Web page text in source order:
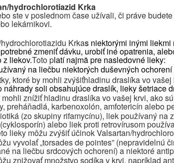
hydrochlorotiazid Krka
ste v poslednom čase užívali, či práve
lekárnikovi.
Krkas niektorými inými
zmeniť dávku, urobiť iné opatrenia,
z liekov.Toto platí najmä pre nasledovné lieky:
na liečbu niektorých duševných ochorení
ktoré by mohli zvýšiťhladinu draslíka vo
náhrady soli obsahujúce draslík, lieky šetriace
mohli znížiť hladinu draslíka vo vašej krvi, ako
preháňadlá, karbenoxolón, amfotericín alebo
(zo skupiny rifamycínu), liek používaný na
(cyklosporín) alebo liek proti retrovírusom
lieky môžu zvýšiť účinokValsartan/
vyvolať „torsades de pointes” (nepravidelnú
na liečbu srdcových ochorení) a niektoré
znižovať množstvo sodíka v krvi, napríklad